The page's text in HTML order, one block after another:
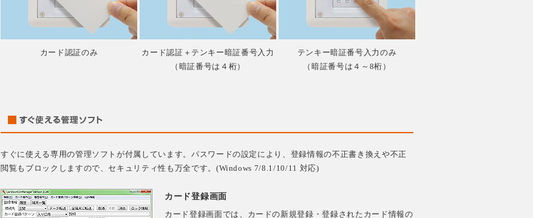
カード認証のみ
カード認証＋テンキー暗証番号入力
（暗証番号は４桁）
テンキー暗証番号入力のみ
（暗証番号は４～8桁）
すぐに使える専用の管理ソフトが付属しています。パスワードの設定により、登録情報の不正書き換えや不正
閲覧もブロックしますので、セキュリティ性も万全です。(Windows 7/8.1/10/11 対応)
カード登録画面
カード登録画面では、カードの新規登録・登録されたカード情報の